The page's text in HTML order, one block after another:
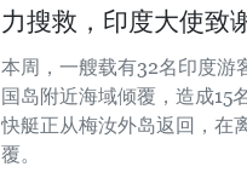
力搜救，印度大使致
本周，一艘载有32名印度游
国岛附近海域倾覆，造成15
快艇正从梅汝外岛返回，在
覆。